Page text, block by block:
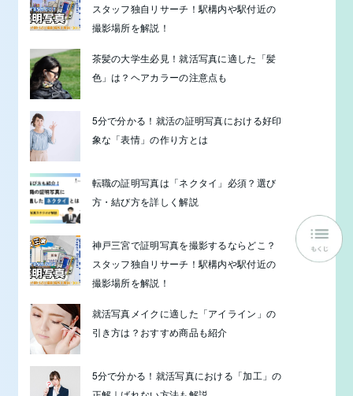
スタッフ独自リサーチ！駅構内や駅付近の
撮影場所を解説！
茶髪の大学生必見！就活写真に適した「髪
色」は？ヘアカラーの注意点も
5分で分かる！就活の証明写真における好印
象な「表情」の作り方とは
転職の証明写真は「ネクタイ」必須？選び
方・結び方を詳しく解説
神戸三宮で証明写真を撮影するならどこ？
スタッフ独自リサーチ！駅構内や駅付近の
撮影場所を解説！
就活写真メイクに適した「アイライン」の
引き方は？おすすめ商品も紹介
5分で分かる！就活写真における「加工」の